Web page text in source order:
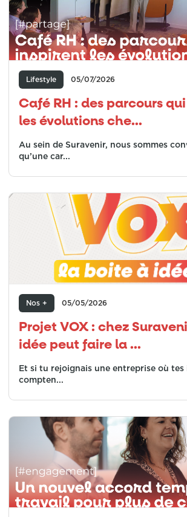
Lifestyle 05/07/2026
Café RH : des parcours
les évolutions che...
Au sein de Suravenir, nous sommes
qu’une car...
Nos + 05/05/2026
Projet VOX : chez
idée peut faire la ...
Et si tu rejoignais une entreprise où tes
compten...